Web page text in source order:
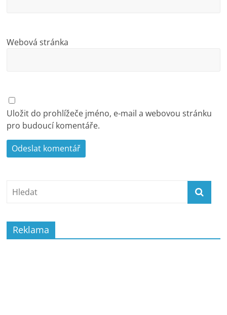
Webová stránka
Uložit do prohlížeče jméno, e-mail a webovou stránku
pro budoucí komentáře.
Reklama